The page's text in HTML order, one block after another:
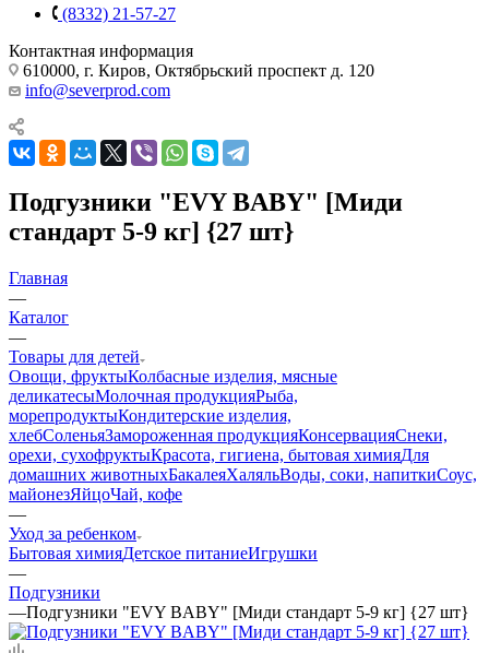
(8332) 21-57-27
Контактная информация
610000, г. Киров, Октябрьский проспект д. 120
info@severprod.com
Подгузники "EVY BABY" [Миди
стандарт 5-9 кг] {27 шт}
Главная
—
Каталог
—
Товары для детей
Овощи, фруктыКолбасные изделия, мясные
деликатесыМолочная продукцияРыба,
морепродуктыКондитерские изделия,
хлебСоленьяЗамороженная продукцияКонсервацияСнеки,
орехи, сухофруктыКрасота, гигиена, бытовая химияДля
домашних животныхБакалеяХаляльВоды, соки, напиткиСоус,
майонезЯйцоЧай, кофе
—
Уход за ребенком
Бытовая химияДетское питаниеИгрушки
—
Подгузники
—Подгузники "EVY BABY" [Миди стандарт 5-9 кг] {27 шт}